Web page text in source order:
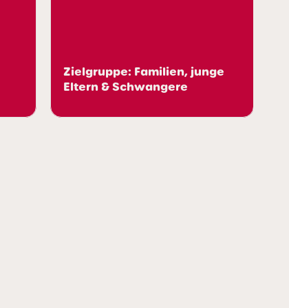
Zielgruppe: Familien, junge
Eltern & Schwangere
Young